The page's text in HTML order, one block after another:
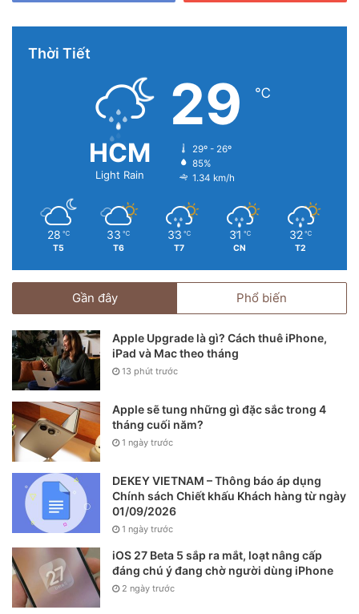
Thời Tiết
HCM
Light Rain
29 ℃
29º - 26º
85%
1.34 km/h
28 ℃
T5
33 ℃
T6
33 ℃
T7
31 ℃
CN
32 ℃
T2
Gần đây Phổ biến
Apple Upgrade là gì? Cách thuê iPhone,
iPad và Mac theo tháng
13 phút trước
Apple sẽ tung những gì đặc sắc trong 4
tháng cuối năm?
1 ngày trước
DEKEY VIETNAM – Thông báo áp dụng
Chính sách Chiết khấu Khách hàng từ ngày
01/09/2026
1 ngày trước
iOS 27 Beta 5 sắp ra mắt, loạt nâng cấp
đáng chú ý đang chờ người dùng iPhone
2 ngày trước